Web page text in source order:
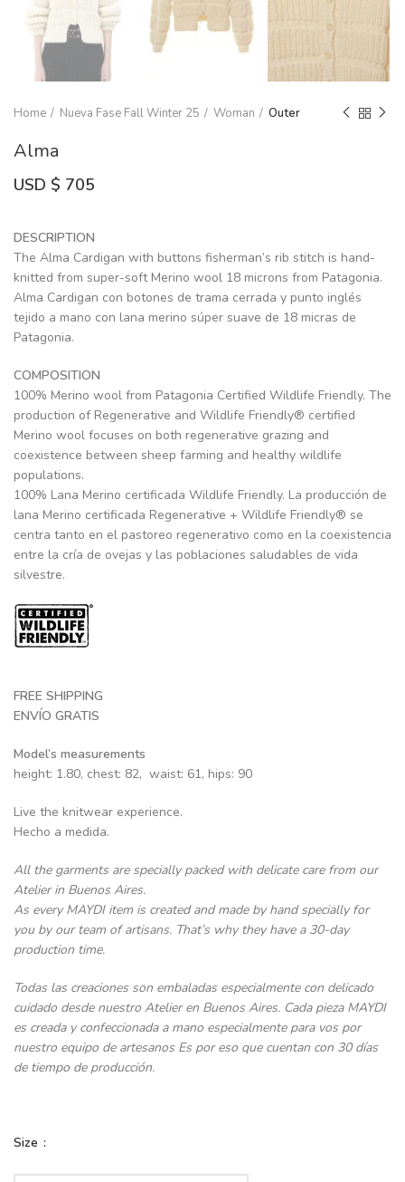
Home Nueva Fase Fall Winter 25 Woman Outer
Alma
USD $ 705
DESCRIPTION
The Alma Cardigan with buttons fisherman’s rib stitch is hand-
knitted from super-soft Merino wool 18 microns from Patagonia.
Alma Cardigan con botones de trama cerrada y punto inglés
tejido a mano con lana merino súper suave de 18 micras de
Patagonia.
COMPOSITION
100% Merino wool from Patagonia Certified Wildlife Friendly. The
production of Regenerative and Wildlife Friendly® certified
Merino wool focuses on both regenerative grazing and
coexistence between sheep farming and healthy wildlife
populations.
100% Lana Merino certificada Wildlife Friendly. La producción de
lana Merino certificada Regenerative + Wildlife Friendly® se
centra tanto en el pastoreo regenerativo como en la coexistencia
entre la cría de ovejas y las poblaciones saludables de vida
silvestre.
FREE SHIPPING
ENVÍO GRATIS
Model’s measurements
height: 1.80, chest: 82, waist: 61, hips: 90
Live the knitwear experience.
Hecho a medida.
All the garments are specially packed with delicate care from our
Atelier in Buenos Aires.
As every MAYDI item is created and made by hand specially for
you by our team of artisans. That’s why they have a 30-day
production time.
Todas las creaciones son embaladas especialmente con delicado
cuidado desde nuestro Atelier en Buenos Aires. Cada pieza MAYDI
es creada y confeccionada a mano especialmente para vos por
nuestro equipo de artesanos Es por eso que cuentan con 30 días
de tiempo de producción.
Size